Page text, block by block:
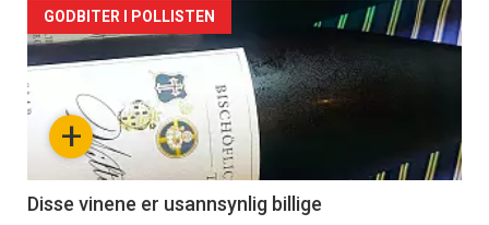
Forsiden
akkurat
nå
6
+
GODBITER I POLLISTEN
Disse vinene er usannsynlig billige